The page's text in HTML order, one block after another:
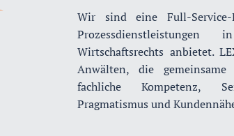
Wir sind eine Full-
Wirtschaftsrechts anbietet.
Anwälten, die
fachliche Kompetenz,
Pragmatismus und